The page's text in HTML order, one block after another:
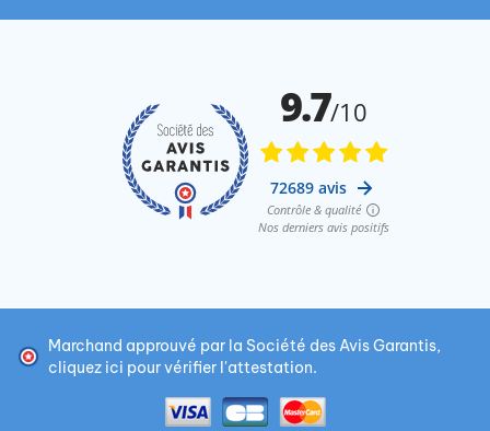
Marchand approuvé par la Société des Avis Garantis,
cliquez ici pour vérifier l'attestation.